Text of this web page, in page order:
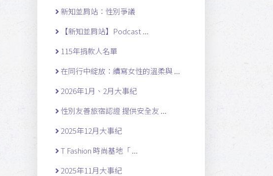
新知並肩站：性別爭議
【新知並肩站】Podcast ...
115年捐款人名單
在同行中綻放：續寫女性的溫柔與 ...
2026年1月、2月大事紀
性別友善旅宿認證 提供安全友 ...
2025年12月大事紀
T Fashion 時尚基地「 ...
2025年11月大事紀